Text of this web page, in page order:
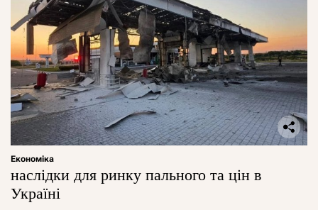
Економіка
наслідки для ринку пального та цін в
Україні